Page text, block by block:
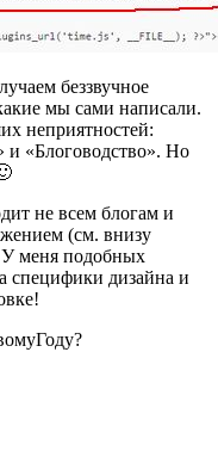
беззвучное
мы сами написали.
неприятностей:
и «Блоговодство». Но
не всем блогам и
(см. внизу
меня подобных
специфики дизайна и